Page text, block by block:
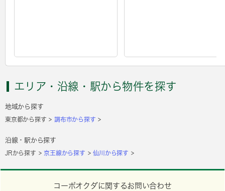
エリア・沿線・駅から物件を探す
地域から探す
東京都から探す 調布市から探す
沿線・駅から探す
JRから探す 京王線から探す 仙川から探す
コーポオクダに関するお問い合わせ